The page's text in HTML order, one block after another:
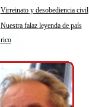
Virreinato y desobediencia civil
Nuestra falaz leyenda de país
rico